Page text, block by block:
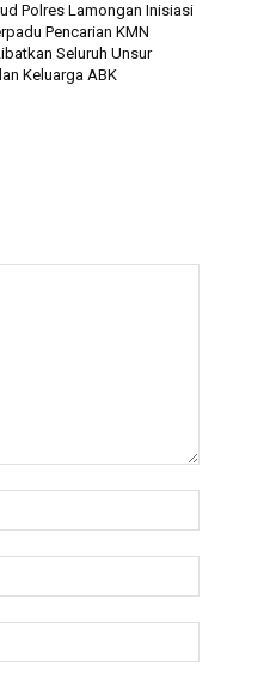
Polres Lamongan Inisiasi
Pencarian KMN
Seluruh Unsur
Keluarga ABK